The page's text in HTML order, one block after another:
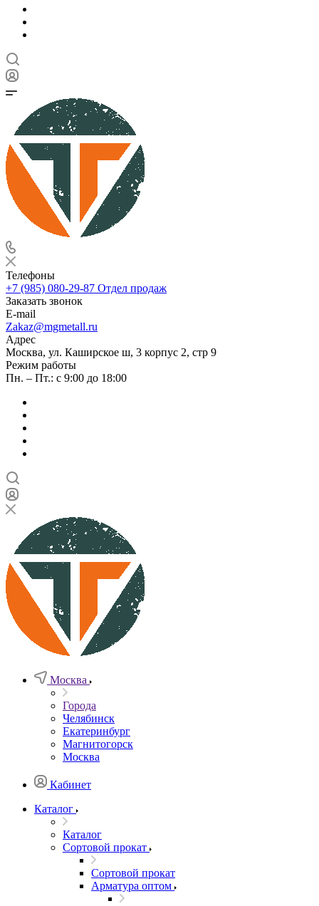
Телефоны
+7 (985) 080-29-87 Отдел продаж
Заказать звонок
E-mail
Zakaz@mgmetall.ru
Адрес
Москва, ул. Каширское ш, 3 корпус 2, стр 9
Режим работы
Пн. – Пт.: с 9:00 до 18:00
Москва
Города
Челябинск
Екатеринбург
Магнитогорск
Москва
Кабинет
Каталог
Каталог
Сортовой прокат
Сортовой прокат
Арматура оптом